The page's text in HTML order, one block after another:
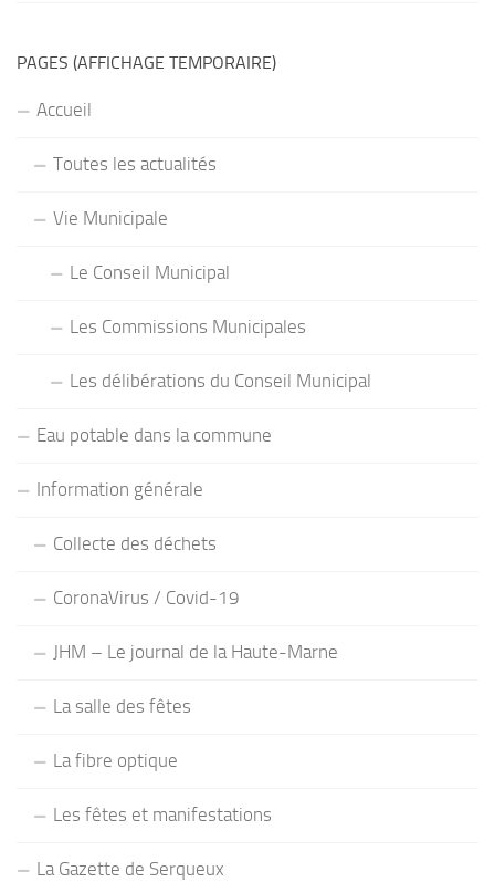
PAGES (AFFICHAGE TEMPORAIRE)
Accueil
Toutes les actualités
Vie Municipale
Le Conseil Municipal
Les Commissions Municipales
Les délibérations du Conseil Municipal
Eau potable dans la commune
Information générale
Collecte des déchets
CoronaVirus / Covid-19
JHM – Le journal de la Haute-Marne
La salle des fêtes
La fibre optique
Les fêtes et manifestations
La Gazette de Serqueux